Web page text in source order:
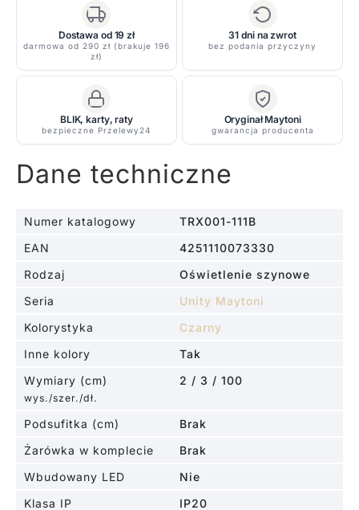
długości
1
m
Dostawa od 19 zł
darmowa od 290 zł (brakuje 196
zł)
31 dni na zwrot
bez podania przyczyny
BLIK, karty, raty
bezpieczne Przelewy24
Oryginał Maytoni
gwarancja producenta
Dane techniczne
Numer katalogowy
TRX001-111B
EAN
4251110073330
Rodzaj
Oświetlenie szynowe
Seria
Unity Maytoni
Kolorystyka
Czarny
Inne kolory
Tak
Wymiary (cm)
wys./szer./dł.
2 / 3 / 100
Podsufitka (cm)
Brak
Żarówka w komplecie
Brak
Wbudowany LED
Nie
Klasa IP
IP20